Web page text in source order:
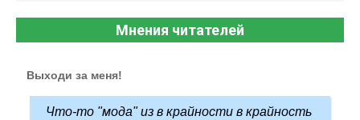
Мнения читателей
Выходи за меня!
Что-то "мода" из в крайности в крайность